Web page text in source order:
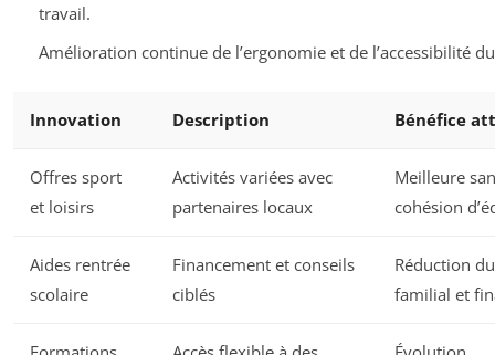
travail.
Amélioration continue de l’ergonomie et de l’accessibilité
Innovation Description Bénéfice
Offres sport
et loisirs
Activités variées avec
partenaires locaux
Meilleure
cohésion
Aides rentrée
scolaire
Financement et conseils
ciblés
Réduction
familial et